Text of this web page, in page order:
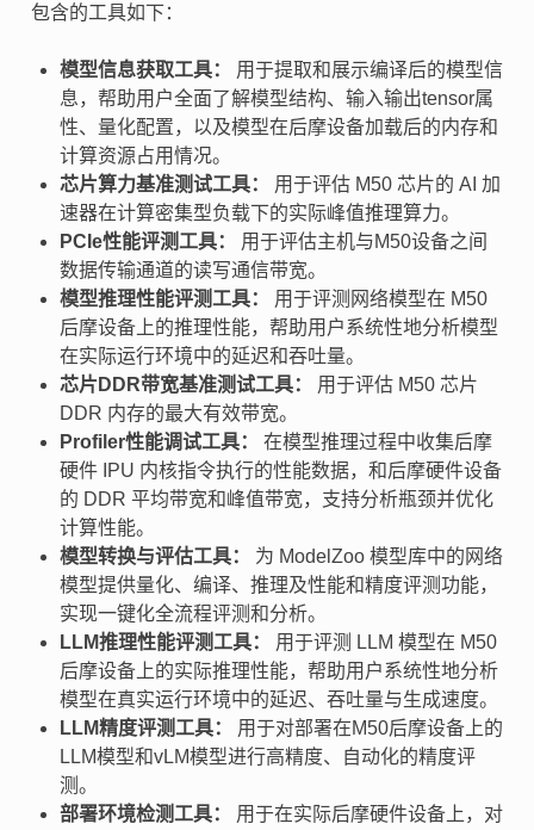
包含的工具如下：
模型信息获取工具：
用于提取和展示编译后的模型信
息，帮助用户全面了解模型结构、输入输出tensor属
性、量化配置，以及模型在后摩设备加载后的内存和
计算资源占用情况。
芯片算力基准测试工具：
用于评估 M50 芯片的 AI 加
速器在计算密集型负载下的实际峰值推理算力。
PCIe性能评测工具：
用于评估主机与M50设备之间
数据传输通道的读写通信带宽。
模型推理性能评测工具：
用于评测网络模型在 M50
后摩设备上的推理性能，帮助用户系统性地分析模型
在实际运行环境中的延迟和吞吐量。
芯片DDR带宽基准测试工具：
用于评估 M50 芯片
DDR 内存的最大有效带宽。
Profiler性能调试工具：
在模型推理过程中收集后摩
硬件 IPU 内核指令执行的性能数据，和后摩硬件设备
的 DDR 平均带宽和峰值带宽，支持分析瓶颈并优化
计算性能。
模型转换与评估工具：
为 ModelZoo 模型库中的网络
模型提供量化、编译、推理及性能和精度评测功能，
实现一键化全流程评测和分析。
LLM推理性能评测工具：
用于评测 LLM 模型在 M50
后摩设备上的实际推理性能，帮助用户系统性地分析
模型在真实运行环境中的延迟、吞吐量与生成速度。
LLM精度评测工具：
用于对部署在M50后摩设备上的
LLM模型和vLM模型进行高精度、自动化的精度评
测。
部署环境检测工具：
用于在实际后摩硬件设备上，对